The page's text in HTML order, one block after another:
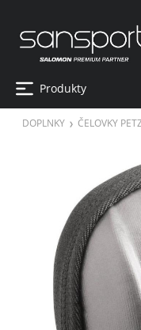
Produkty
DOPLNKY ČELOVKY